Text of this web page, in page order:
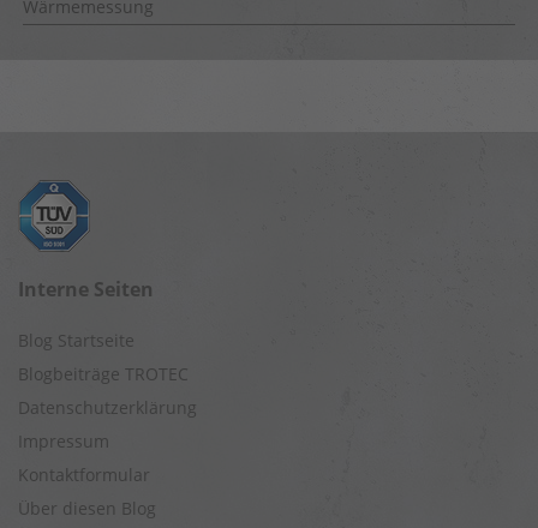
Wärmemessung
Interne Seiten
Blog Startseite
Blogbeiträge TROTEC
Datenschutzerklärung
Impressum
Kontaktformular
Über diesen Blog